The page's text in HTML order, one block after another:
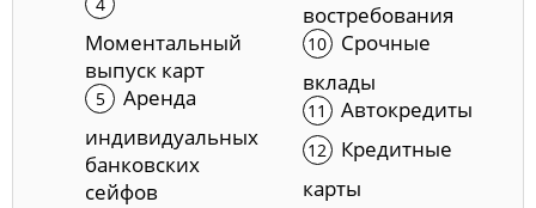
Моментальный
выпуск карт
Аренда
индивидуальных
банковских
сейфов
востребования
Срочные
вклады
Автокредиты
Кредитные
карты